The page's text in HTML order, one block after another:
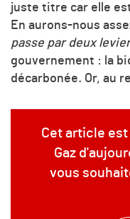
juste titre car elle
En aurons-nous
passe par deux
gouvernement : la
décarbonée. Or, au
Cet article
Gaz
vous